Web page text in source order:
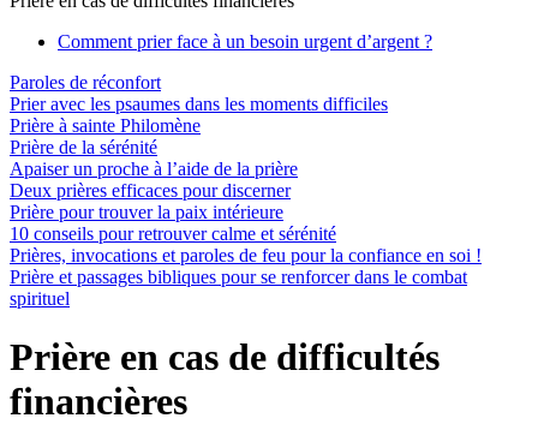
Comment prier face à un besoin urgent d’argent ?
Paroles de réconfort
Prier avec les psaumes dans les moments difficiles
Prière à sainte Philomène
Prière de la sérénité
Apaiser un proche à l’aide de la prière
Deux prières efficaces pour discerner
Prière pour trouver la paix intérieure
10 conseils pour retrouver calme et sérénité
Prières, invocations et paroles de feu pour la confiance en soi !
Prière et passages bibliques pour se renforcer dans le combat
spirituel
Prière en cas de difficultés
financières